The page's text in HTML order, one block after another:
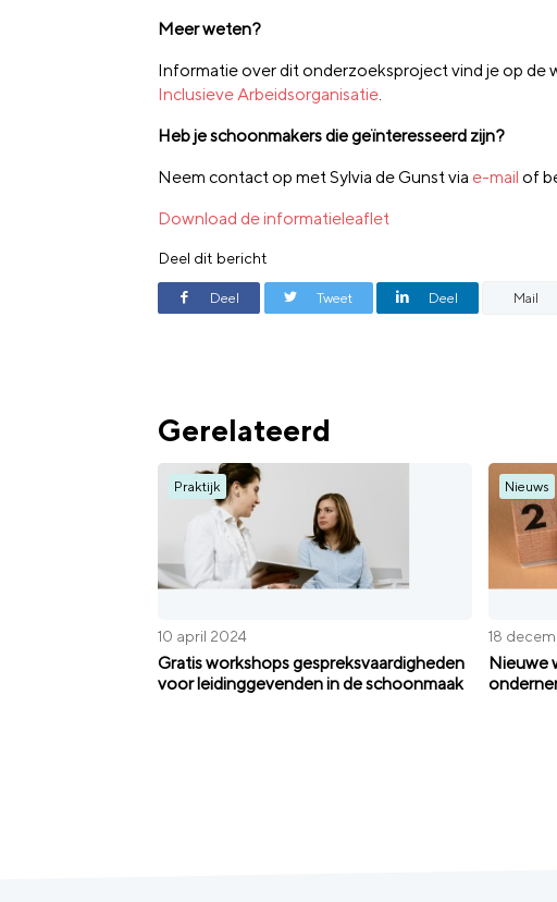
Meer weten?
Informatie over dit onderzoeksproject vind je op de
Inclusieve Arbeidsorganisatie.
Heb je schoonmakers die geïnteresseerd zijn?
Neem contact op met Sylvia de Gunst via e-mail of
Download de informatieleaflet
Deel dit bericht
Deel Tweet Deel Mail
Gerelateerd
Praktijk
10 april 2024
Gratis workshops gespreksvaardigheden
voor leidinggevenden in de schoonmaak
Nieuws
18
Nieuwe